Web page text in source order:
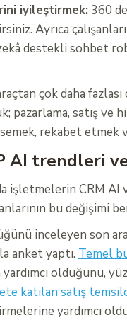
iyileştirmek:360
Ayrıca
destekli sohbet
çok daha
satış ve
rekabet
AI trendleri
işletmelerin CRM AI
bu değişimi
inceleyen son
anket yaptı. Temel
olduğunu,
katılan satış
yardımcı